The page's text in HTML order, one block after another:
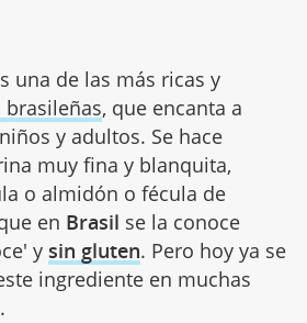
una de las más ricas y
brasileñas, que encanta a
y adultos. Se hace
muy fina y blanquita,
o almidón o fécula de
en Brasil se la conoce
y sin gluten. Pero hoy ya se
ingrediente en muchas